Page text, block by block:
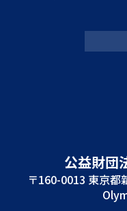
公益財団
〒160-0013 東京